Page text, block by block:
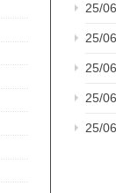
25/
25/
25/
25/
25/